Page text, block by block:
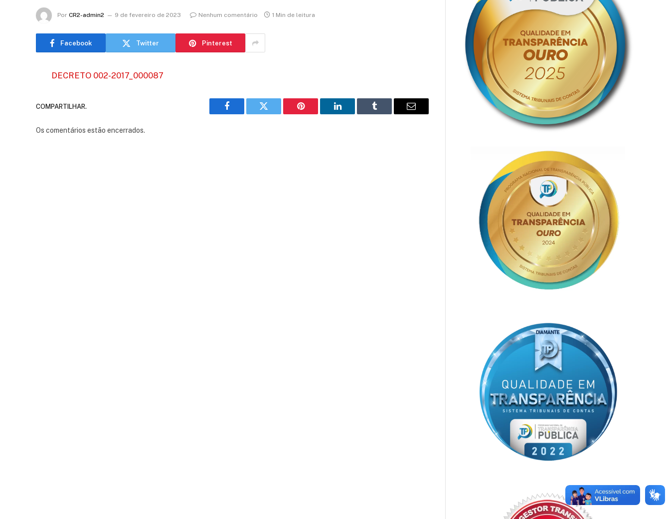
Por CR2-admin2 9 de fevereiro de 2023 Nenhum comentário 1 Min de leitura
Facebook Twitter Pinterest
DECRETO 002-2017_000087
COMPARTILHAR.
Facebook Twitter Pinterest LinkedIn Tumblr
E-
Os comentários estão encerrados.